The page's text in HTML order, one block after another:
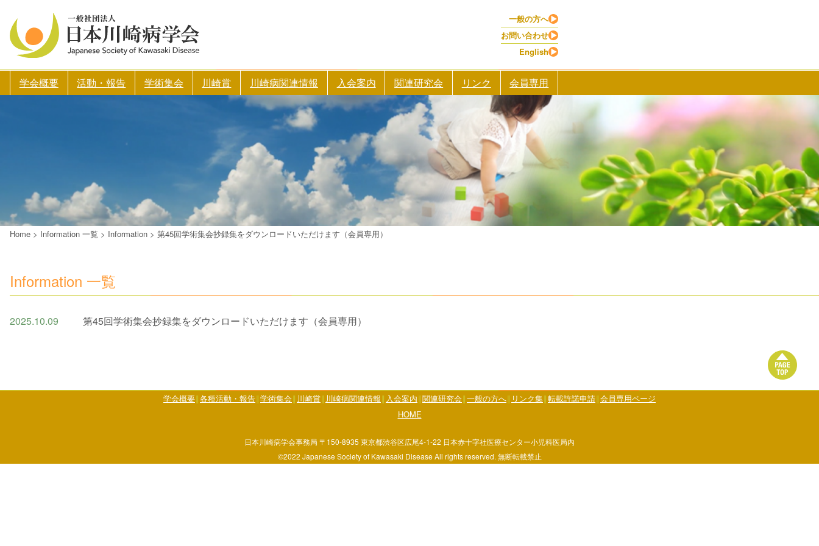
一般の方へ
お問い合わせ
English
学会概要 活動・報告 学術集会 川崎賞 川崎病関連情報 入会案内 関連研究会 リンク 会員専用
Home > Information 一覧 > Information > 第45回学術集会抄録集をダウンロードいただけます（会員専用）
Information 一覧
2025.10.09 第45回学術集会抄録集をダウンロードいただけます（会員専用）
学会概要 各種活動・報告 学術集会 川崎賞 川崎病関連情報 入会案内 関連研究会 一般の方へ リンク集 転載許諾申請 会員専用ページ
HOME
日本川崎病学会事務局 〒150-8935 東京都渋谷区広尾4-1-22 日本赤十字社医療センター小児科医局内
©2022 Japanese Society of Kawasaki Disease All rights reserved. 無断転載禁止